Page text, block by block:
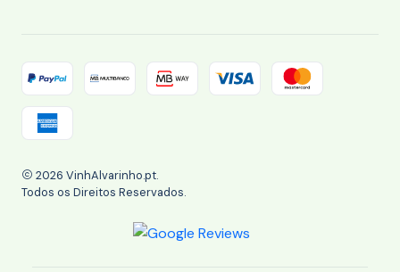
2026 VinhAlvarinho.pt.
Todos os Direitos Reservados.